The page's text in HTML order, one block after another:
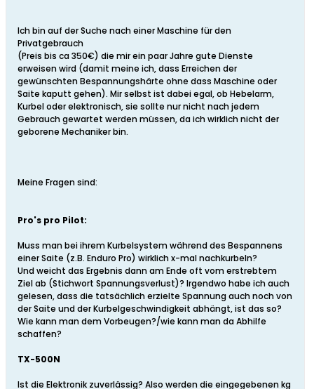
Ich bin auf der Suche nach einer Maschine für den
Privatgebrauch
(Preis bis ca 350€) die mir ein paar Jahre gute Dienste
erweisen wird (damit meine ich, dass Erreichen der
gewünschten Bespannungshärte ohne dass Maschine oder
Saite kaputt gehen). Mir selbst ist dabei egal, ob Hebelarm,
Kurbel oder elektronisch, sie sollte nur nicht nach jedem
Gebrauch gewartet werden müssen, da ich wirklich nicht der
geborene Mechaniker bin.
Meine Fragen sind:
Pro's pro Pilot:
Muss man bei ihrem Kurbelsystem während des Bespannens
einer Saite (z.B. Enduro Pro) wirklich x-mal nachkurbeln?
Und weicht das Ergebnis dann am Ende oft vom erstrebtem
Ziel ab (Stichwort Spannungsverlust)? Irgendwo habe ich auch
gelesen, dass die tatsächlich erzielte Spannung auch noch von
der Saite und der Kurbelgeschwindigkeit abhängt, ist das so?
Wie kann man dem Vorbeugen?/wie kann man da Abhilfe
schaffen?
TX-500N
Ist die Elektronik zuverlässig? Also werden die eingegebenen kg